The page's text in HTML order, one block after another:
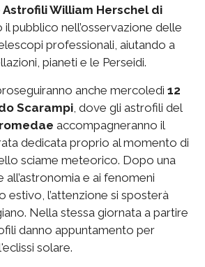
Astrofili William Herschel di
il pubblico nell’osservazione delle
professionali, aiutando a
pianeti e le Perseidi.
anche mercoledì 12
Scarampi , dove gli astrofili del
accompagneranno il
dedicata proprio al momento di
sciame meteorico. Dopo una
e ai fenomeni
estivo, l’attenzione si sposterà
Nella stessa giornata a partire
danno appuntamento per
solare.